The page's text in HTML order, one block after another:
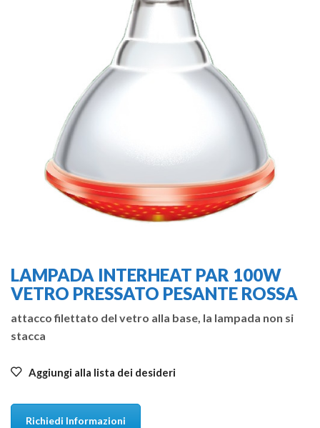
LAMPADA INTERHEAT PAR 100W
VETRO PRESSATO PESANTE ROSSA
attacco filettato del vetro alla base, la lampada non si
stacca
Aggiungi alla lista dei desideri
Richiedi Informazioni